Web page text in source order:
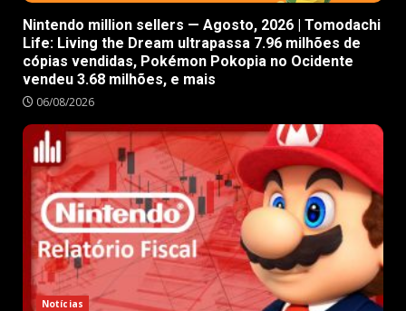
Nintendo million sellers — Agosto, 2026 | Tomodachi
Life: Living the Dream ultrapassa 7.96 milhões de
cópias vendidas, Pokémon Pokopia no Ocidente
vendeu 3.68 milhões, e mais
06/08/2026
Notícias